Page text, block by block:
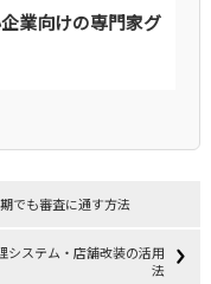
業向けの専門家グ
でも審査に通す方法
システム・店舗改装の活用
法